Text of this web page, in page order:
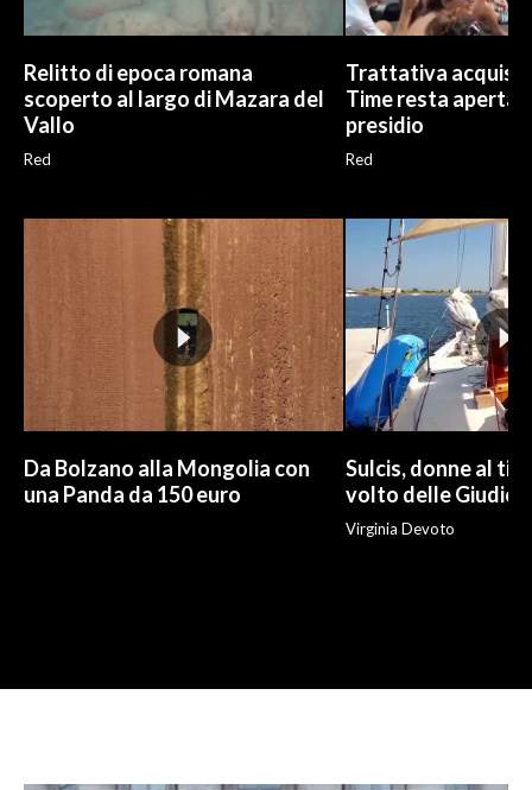
SPIAGGE
STORE
Relitto di epoca romana
scoperto al largo di Mazara del
Vallo
Red
Trattativa
Time resta aperta,
presidio
Red
Da Bolzano alla Mongolia con
una Panda da 150 euro
Sulcis, donne al
volto delle
Virginia Devoto